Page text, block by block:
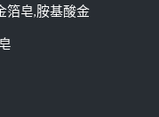
箔皂,胺基酸金